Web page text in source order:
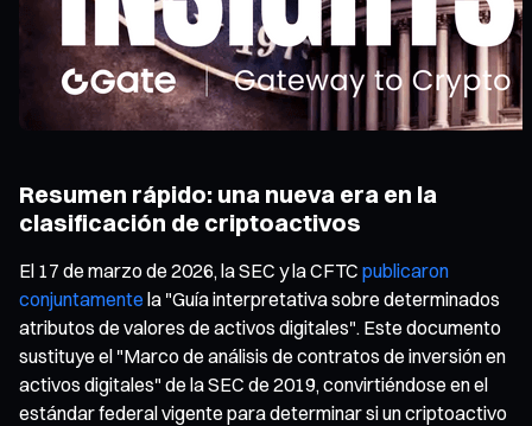
Resumen rápido: una nueva era en la
clasificación de criptoactivos
El 17 de marzo de 2026, la SEC y la CFTC publicaron
conjuntamente la "Guía interpretativa sobre determinados
atributos de valores de activos digitales". Este documento
sustituye el "Marco de análisis de contratos de inversión en
activos digitales" de la SEC de 2019, convirtiéndose en el
estándar federal vigente para determinar si un criptoactivo